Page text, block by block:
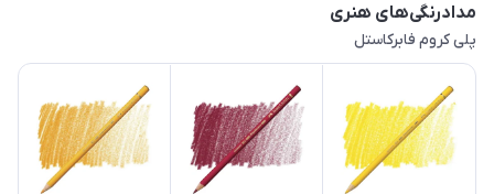
مدادرنگی‌های هنری
پلی کروم فابرکاستل